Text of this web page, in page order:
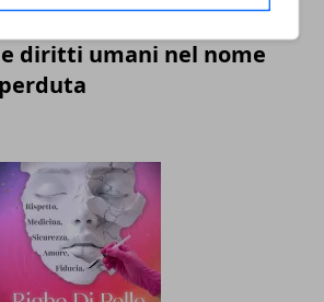
e diritti umani nel nome